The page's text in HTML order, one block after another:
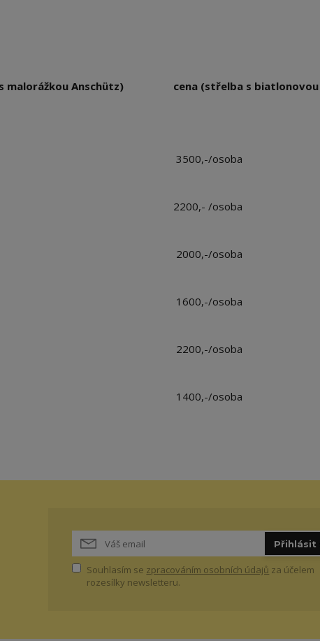
malorážkou Anschütz) cena (střelba s biatlonovou
3500,-/osoba
2200,- /osoba
2000,-/osoba
1600,-/osoba
2200,-/osoba
1400,-/osoba
Přihlásit
Souhlasím se zpracováním osobních údajů za účelem
rozesílky newsletteru.